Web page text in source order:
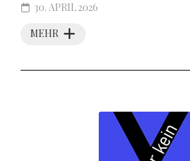
MEHR
30. APRIL 2026